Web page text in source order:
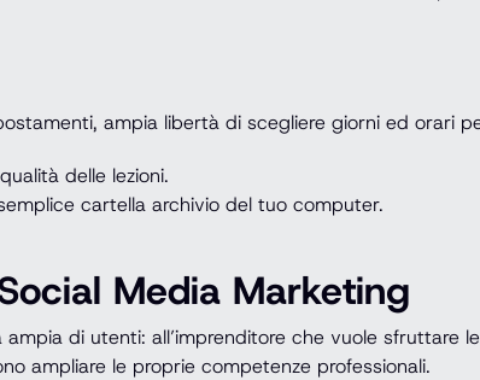
ampia libertà di scegliere giorni ed orari
delle lezioni.
cartella archivio del tuo computer.
Media Marketing
di utenti: all’imprenditore che vuole sfruttare
ampliare le proprie competenze professionali.